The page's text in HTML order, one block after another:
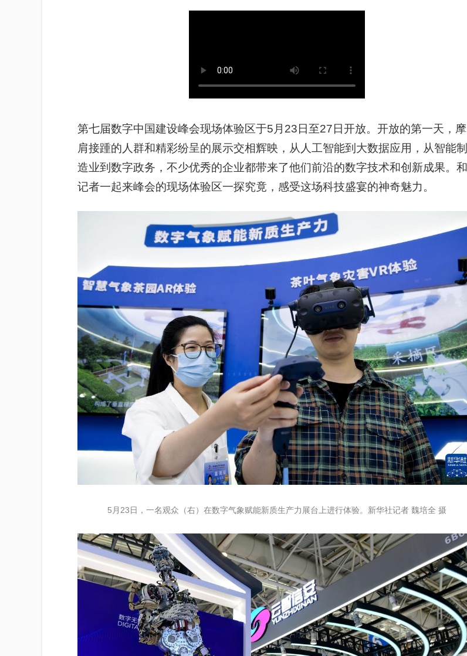
第七届数字中国建设峰会现场体验区于5月23日至27日开放。开放的第一天，摩
肩接踵的人群和精彩纷呈的展示交相辉映，从人工智能到大数据应用，从智能制
造业到数字政务，不少优秀的企业都带来了他们前沿的数字技术和创新成果。和
记者一起来峰会的现场体验区一探究竟，感受这场科技盛宴的神奇魅力。
5月23日，一名观众（右）在数字气象赋能新质生产力展台上进行体验。新华社记者 魏培全 摄